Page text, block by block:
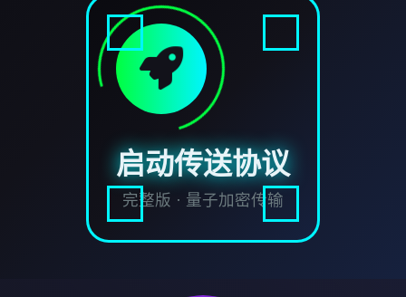
启动传送协议
完整版 · 量子加密传输